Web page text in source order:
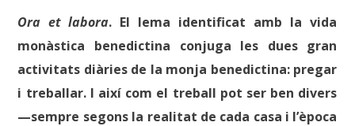
Ora et labora. El lema identificat amb la vida
monàstica benedictina conjuga les dues gran
activitats diàries de la monja benedictina: pregar
i treballar. I així com el treball pot ser ben divers
—sempre segons la realitat de cada casa i l’època